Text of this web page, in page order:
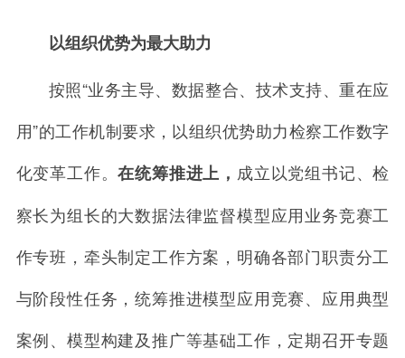
以组织优势为最大助力
按照“业务主导、数据整合、技术支持、重在应
用”的工作机制要求，以组织优势助力检察工作数字
化变革工作。在统筹推进上， 成立以党组书记、检
察长为组长的大数据法律监督模型应用业务竞赛工
作专班，牵头制定工作方案，明确各部门职责分工
与阶段性任务，统筹推进模型应用竞赛、应用典型
案例、模型构建及推广等基础工作，定期召开专题